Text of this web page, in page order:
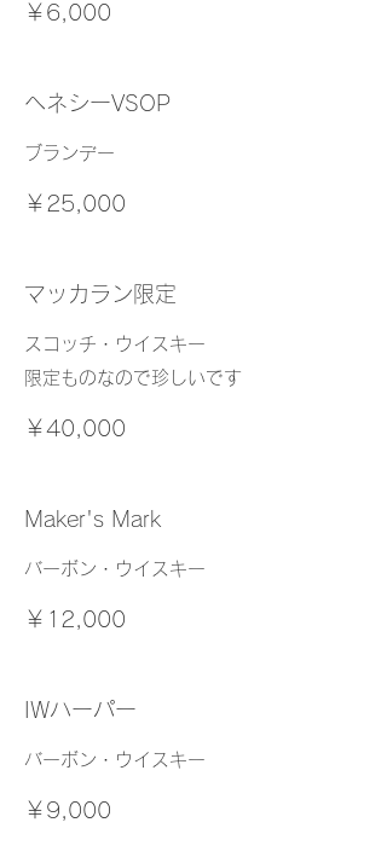
￥6,000
ヘネシーVSOP
ブランデー
￥25,000
マッカラン限定
スコッチ・ウイスキー
限定ものなので珍しいです
￥40,000
Maker's Mark
バーボン・ウイスキー
￥12,000
IWハーパー
バーボン・ウイスキー
￥9,000